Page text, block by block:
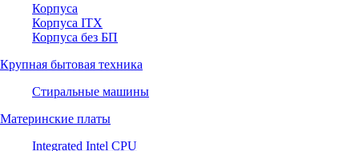
Корпуса
Корпуса ITX
Корпуса без БП
Крупная бытовая техника
Стиральные машины
Материнские платы
Integrated Intel CPU